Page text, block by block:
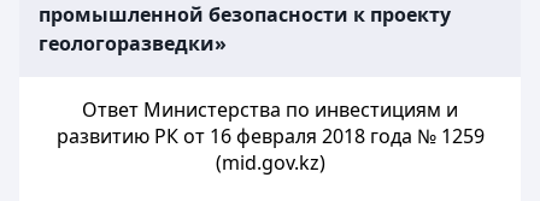
промышленной безопасности к проекту
геологоразведки»
Ответ Министерства по инвестициям и
развитию РК от 16 февраля 2018 года № 1259
(mid.gov.kz)